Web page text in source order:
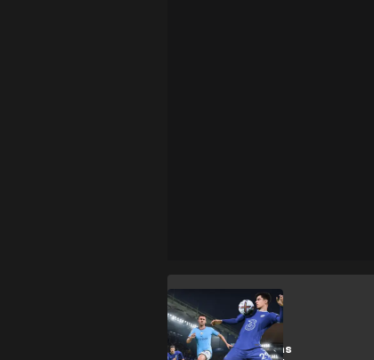
¿En qué consolas